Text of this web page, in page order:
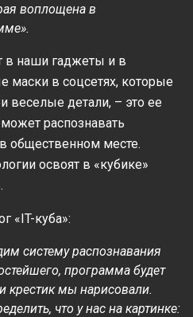
воплощена в
в наши гаджеты и в
маски в соцсетях, которые
детали, – это ее
распознавать
общественном месте.
освоят в «кубике»
«IT-куба»:
систему распознавания
программа будет
крестик мы нарисовали.
что у нас на картинке: